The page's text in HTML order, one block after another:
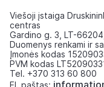
Viešoji įstaiga
centras
Gardino g. 3, LT-
Duomenys renkami ir
Įmonės kodas
PVM kodas
Tel. +370 313 60 800